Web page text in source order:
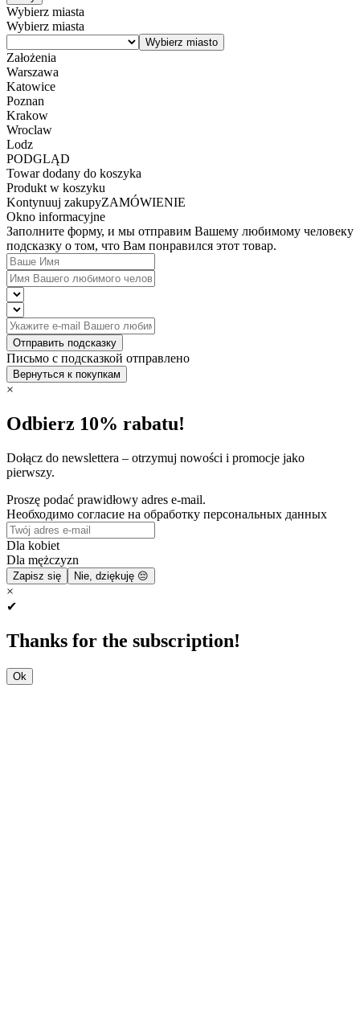
Wybierz miasta
Wybierz miasta
Założenia
Warszawa
Katowice
Poznan
Krakow
Wroclaw
Lodz
PODGLĄD
Towar dodany do koszyka
Produkt w koszyku
Kontynuuj zakupyZAMÓWIENIE
Okno informacyjne
Заполните форму, и мы отправим Вашему любимому человеку
подсказку о том, что Вам понравился этот товар.
Отправить подсказку
Письмо с подсказкой отправлено
Вернуться к покупкам
×
Odbierz 10% rabatu!
Dołącz do newslettera – otrzymuj nowości i promocje jako
pierwszy.
Proszę podać prawidłowy adres e-mail.
Необходимо согласие на обработку персональных данных
Dla kobiet
Dla mężczyzn
Zapisz się Nie, dziękuję 😔
×
✔
Thanks for the subscription!
Ok